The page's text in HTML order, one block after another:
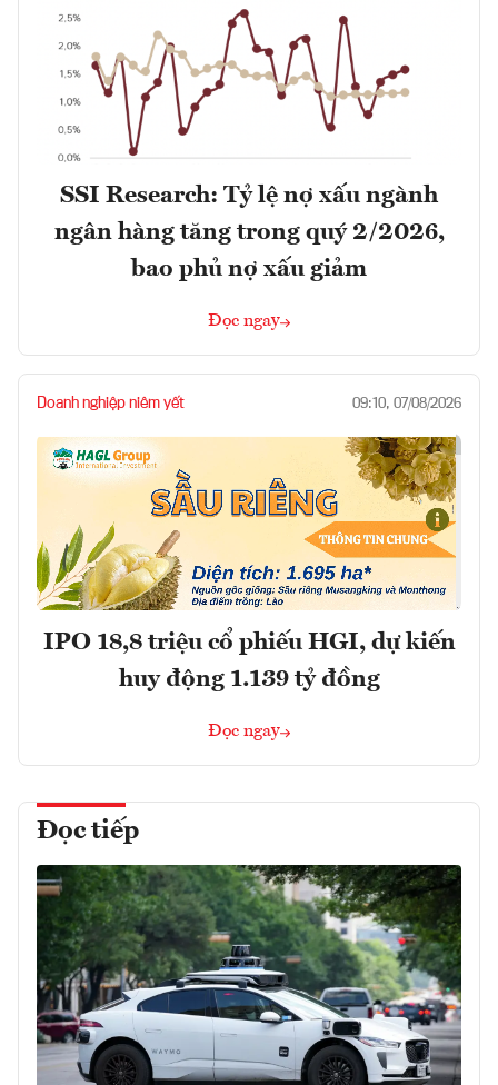
SSI Research: Tỷ lệ nợ xấu ngành
ngân hàng tăng trong quý 2/2026,
bao phủ nợ xấu giảm
Đọc ngay
Doanh nghiệp niêm yết 09:10, 07/08/2026
IPO 18,8 triệu cổ phiếu HGI, dự kiến
huy động 1.139 tỷ đồng
Đọc ngay
Đọc tiếp